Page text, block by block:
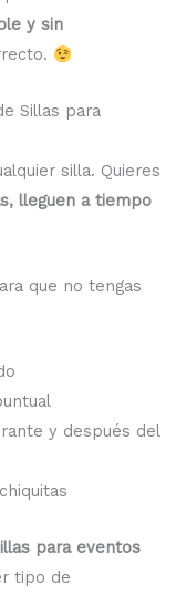
y sin
Sillas para
silla. Quieres
lleguen a tiempo
que no tengas
y después del
para eventos
tipo de